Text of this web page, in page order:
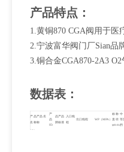
产品特点：
1.黄铜870 CGA阀用于医
2.宁波富华阀门厂Sian品
3.铜合金CGA870-2A3 O2
数据表：
产品
名称
产品名
称
产
品
ID.
品
牌
产品
标准
入口线
程
出口线程 WP（MPA）
标称
直径
φmm.
中
等
的
870